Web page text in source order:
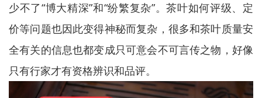
少不了“博大精深”和“纷繁复杂”。茶叶如何评级、定
价等问题也因此变得神秘而复杂，很多和茶叶质量安
全有关的信息也都变成只可意会不可言传之物，好像
只有行家才有资格辨识和品评。